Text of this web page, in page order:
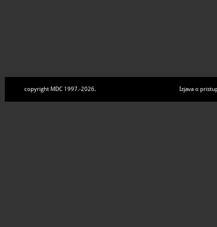
copyright MDC 1997.-2026. Izjava o